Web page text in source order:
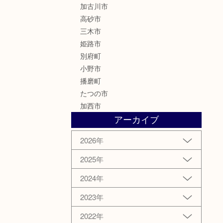
加古川市
高砂市
三木市
姫路市
別府町
小野市
播磨町
たつの市
加西市
アーカイブ
2026年
2025年
2024年
2023年
2022年